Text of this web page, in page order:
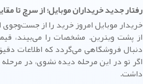
رفتار جدید خریداران موبایل؛ از سرچ تا
خریدار موبایل امروز خرید را از
از پشت ویترین. مشخصات را می‌بیند،
دنبال فروشگاهی می‌گردد که اطلاعات
اگر تو در این مرحله دیده نشوی، در
داشت.